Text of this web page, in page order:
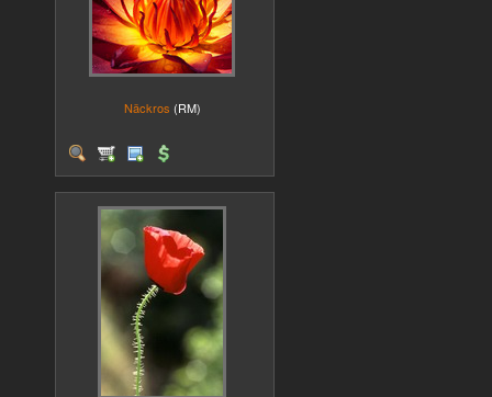
Näckros (RM)